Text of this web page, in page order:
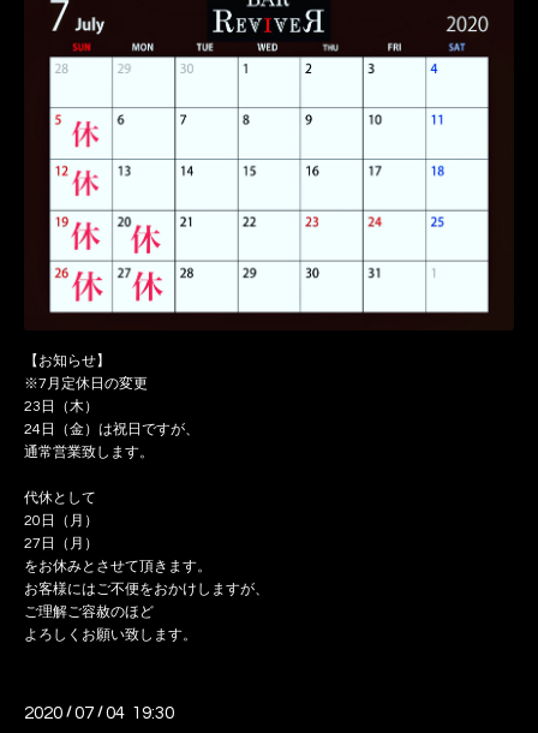
【お知らせ】
※7月定休日の変更
23日（木）
24日（金）は祝日ですが、
通常営業致します。
代休として
20日（月）
27日（月）
をお休みとさせて頂きます。
お客様にはご不便をおかけしますが、
ご理解ご容赦のほど
よろしくお願い致します。
2020 /07 /04 19:30